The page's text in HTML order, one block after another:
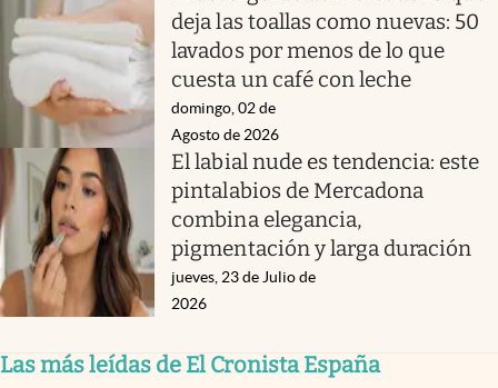
deja las toallas como nuevas: 50
lavados por menos de lo que
cuesta un café con leche
domingo, 02 de
Agosto de 2026
El labial nude es tendencia: este
pintalabios de Mercadona
combina elegancia,
pigmentación y larga duración
jueves, 23 de Julio de
2026
Las más leídas de El Cronista España